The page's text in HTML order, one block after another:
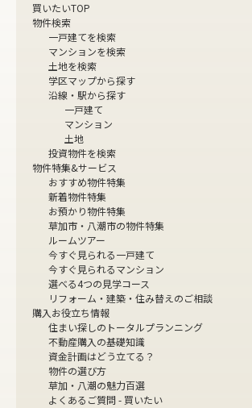
買いたいTOP
物件検索
一戸建てを検索
マンションを検索
土地を検索
学区マップから探す
沿線・駅から探す
一戸建て
マンション
土地
投資物件を検索
物件特集&サービス
おすすめ物件特集
新着物件特集
お預かり物件特集
草加市・八潮市の物件特集
ルームツアー
今すぐ見られる一戸建て
今すぐ見られるマンション
選べる4つの見学コース
リフォーム・建築・住み替えのご相談
購入お役立ち情報
住まい探しのトータルプランニング
不動産購入の基礎知識
資金計画はどう立てる？
物件の選び方
草加・八潮の魅力百選
よくあるご質問 - 買いたい